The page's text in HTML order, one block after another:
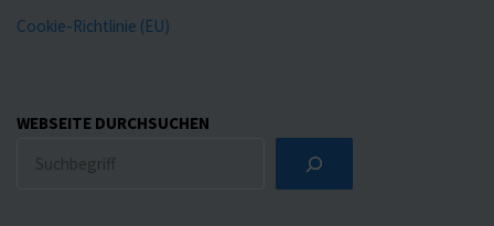
Cookie-Richtlinie (EU)
WEBSEITE DURCHSUCHEN